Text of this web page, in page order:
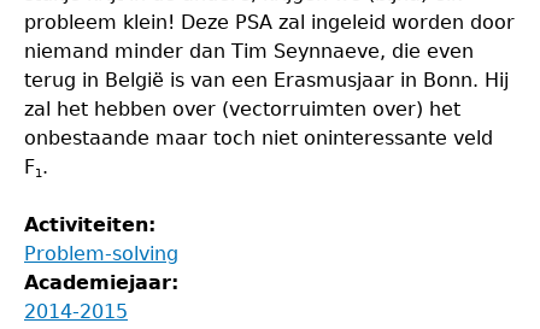
probleem klein! Deze PSA zal ingeleid worden door
niemand minder dan Tim Seynnaeve, die even
terug in België is van een Erasmusjaar in Bonn. Hij
zal het hebben over (vectorruimten over) het
onbestaande maar toch niet oninteressante veld
F1 .
Activiteiten:
Problem-solving
Academiejaar:
2014-2015